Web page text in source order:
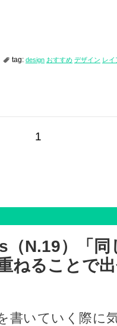
tag: design おすすめ デザイン レイ
1
N.19）「同
ねることで
書いていく際に